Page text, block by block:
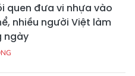
quen đưa vi nhựa vào
nhiều người Việt làm
ngày